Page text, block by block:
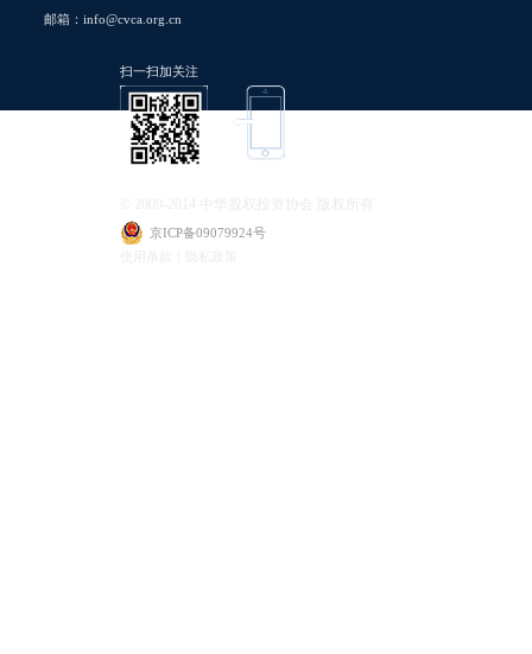
邮箱：info@cvca.org.cn
扫一扫加关注
京ICP备09079924号